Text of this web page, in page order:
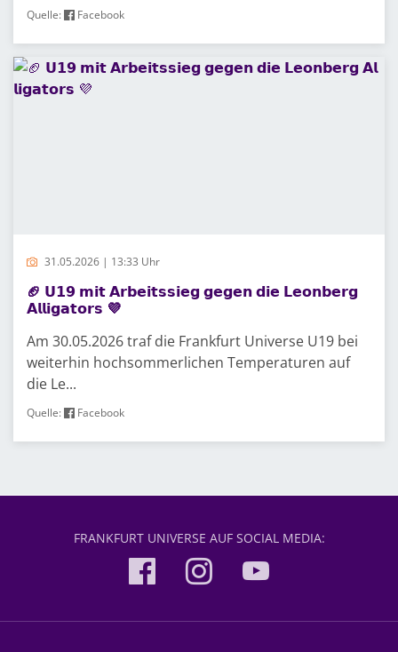
Quelle: Facebook
31.05.2026 | 13:33 Uhr
🏈 𝗨𝟭𝟵 𝗺𝗶𝘁 𝗔𝗿𝗯𝗲𝗶𝘁𝘀𝘀𝗶𝗲𝗴 𝗴𝗲𝗴𝗲𝗻 𝗱𝗶𝗲 𝗟𝗲𝗼𝗻𝗯𝗲𝗿𝗴
𝗔𝗹𝗹𝗶𝗴𝗮𝘁𝗼𝗿𝘀 💜
Am 30.05.2026 traf die Frankfurt Universe U19 bei
weiterhin hochsommerlichen Temperaturen auf
die Le...
Quelle: Facebook
FRANKFURT UNIVERSE AUF SOCIAL MEDIA: